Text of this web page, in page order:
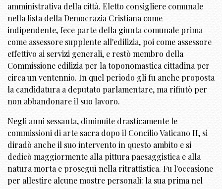
amministrativa della città. Eletto consigliere comunale
nella lista della Democrazia Cristiana come
indipendente, fece parte della giunta comunale prima
come assessore supplente all'edilizia, poi come assessore
effettivo ai servizi generali, e restò membro della
Commissione edilizia per la toponomastica cittadina per
circa un ventennio. In quel periodo gli fu anche proposta
la candidatura a deputato parlamentare, ma rifiutò per
non abbandonare il suo lavoro.
Negli anni sessanta, diminuite drasticamente le
commissioni di arte sacra dopo il Concilio Vaticano II, si
diradò anche il suo intervento in questo ambito e si
dedicò maggiormente alla pittura paesaggistica e alla
natura morta e proseguì nella ritrattistica. Fu l'occasione
per allestire alcune mostre personali: la sua prima nel